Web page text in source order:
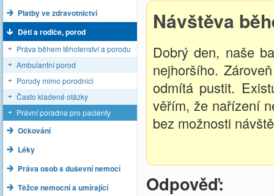
Platby ve zdravotnictví
Děti a rodiče, porod
Práva během těhotenství a porodu
Ambulantní porod
Porody mimo porodnici
Často kladené otázky
Právní poradna pro pacienty
Očkování
Léky
Práva osob s duševní nemocí
Těžce nemocní a umírající
Návštěva
Dobrý den, naše
nejhoršího.
odmítá pustit.
věřím, že nařízení
bez možnosti
Odpověď: